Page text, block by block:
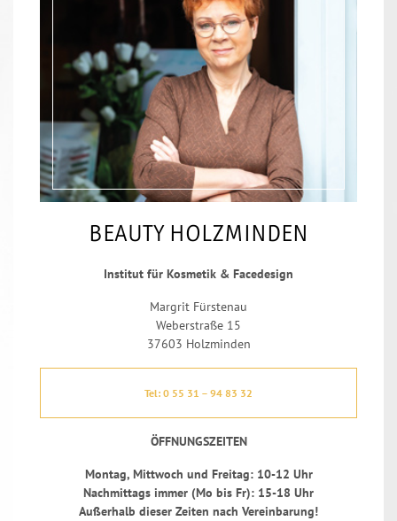
BEAUTY HOLZMINDEN
Institut für Kosmetik & Facedesign
Margrit Fürstenau
Weberstraße 15
37603 Holzminden
Tel: 0 55 31 – 94 83 32
ÖFFNUNGSZEITEN
Montag, Mittwoch und Freitag: 10-12 Uhr
Nachmittags immer (Mo bis Fr): 15-18 Uhr
Außerhalb dieser Zeiten nach Vereinbarung!